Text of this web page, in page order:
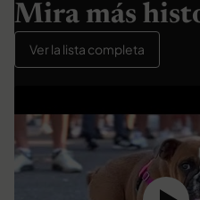
Mira más
Ver la lista completa